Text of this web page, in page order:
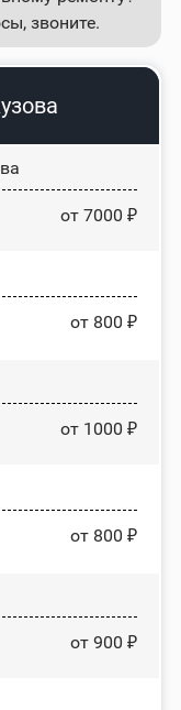
звоните.
от 7000 ₽
от 800 ₽
от 1000 ₽
от 800 ₽
от 900 ₽